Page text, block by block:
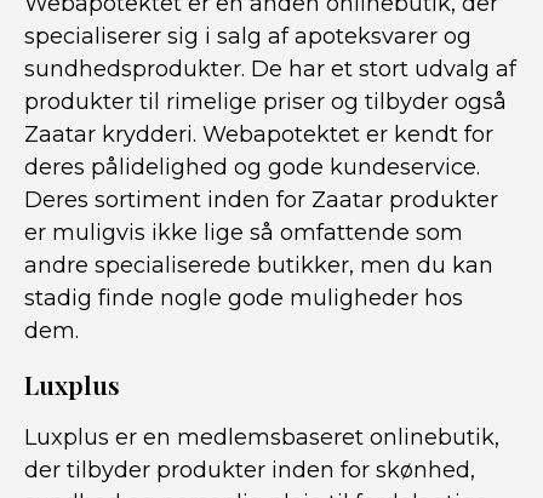
specialiserer sig i salg af apoteksvarer og
sundhedsprodukter. De har et stort udvalg af
produkter til rimelige priser og tilbyder også
Zaatar krydderi. Webapotektet er kendt for
deres pålidelighed og gode kundeservice.
Deres sortiment inden for Zaatar produkter
er muligvis ikke lige så omfattende som
andre specialiserede butikker, men du kan
stadig finde nogle gode muligheder hos
dem.
Luxplus
Luxplus er en medlemsbaseret onlinebutik,
der tilbyder produkter inden for skønhed,